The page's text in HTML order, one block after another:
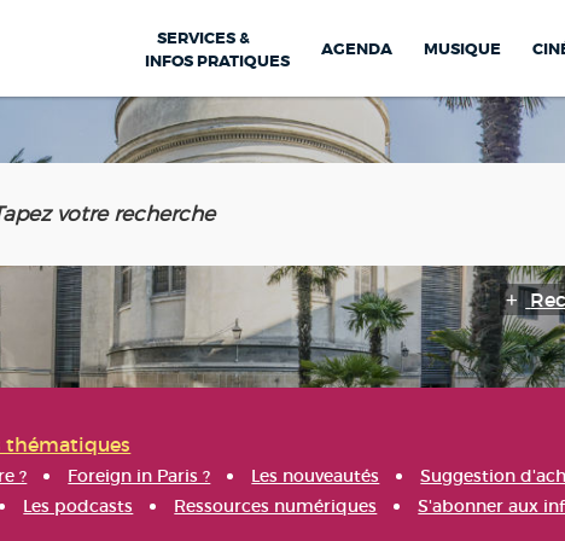
SERVICES &
INFOS PRATIQUES
AGENDA MUSIQUE
thématiques
? Foreign in Paris ? Les nouveautés Suggestion
Les podcasts Ressources numériques S'abonner aux